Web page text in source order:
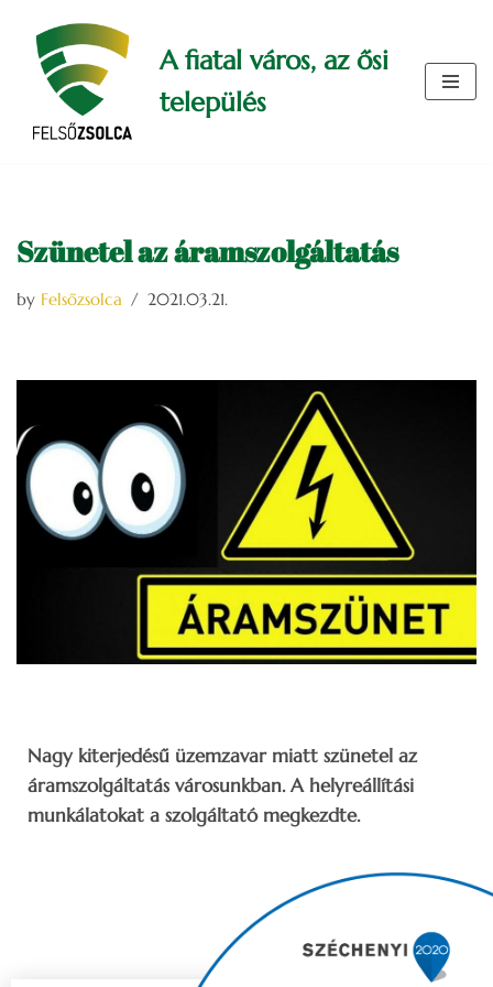
Skip
content
A fiatal város, az ősi
település
Szünetel az áramszolgáltatás
by Felsőzsolca 2021.03.21.
Nagy kiterjedésű üzemzavar miatt szünetel az
áramszolgáltatás városunkban. A helyreállítási
munkálatokat a szolgáltató megkezdte.